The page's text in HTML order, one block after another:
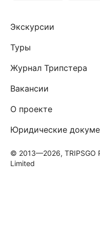
Экскурсии
Туры
Журнал Трипстера
Вакансии
О проекте
Юридические
© 2013—2026, TRIPSGO
Limited